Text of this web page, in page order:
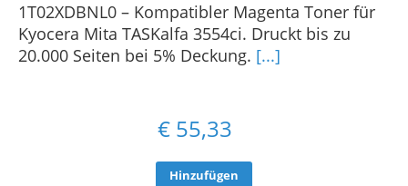
1T02XDBNL0 – Kompatibler Magenta Toner für
Kyocera Mita TASKalfa 3554ci. Druckt bis zu
20.000 Seiten bei 5% Deckung. [...]
€ 55,33
Hinzufügen